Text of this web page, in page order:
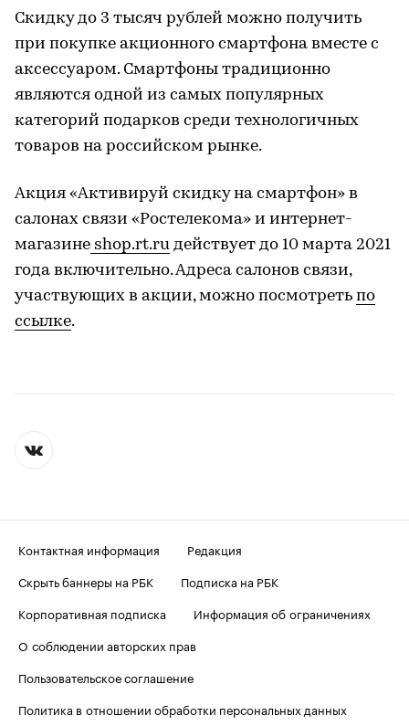
Скидку до 3 тысяч рублей можно получить
при покупке акционного смартфона вместе с
аксессуаром. Смартфоны традиционно
являются одной из самых популярных
категорий подарков среди технологичных
товаров на российском рынке.
Акция «Активируй скидку на смартфон» в
салонах связи «Ростелекома» и интернет-
магазине shop.rt.ru действует до 10 марта 2021
года включительно. Адреса салонов связи,
участвующих в акции, можно посмотреть по
ссылке.
Контактная информация
Редакция
Скрыть баннеры на РБК
Подписка на РБК
Корпоративная подписка
Информация об ограничениях
О соблюдении авторских прав
Пользовательское соглашение
Политика в отношении обработки персональных данных